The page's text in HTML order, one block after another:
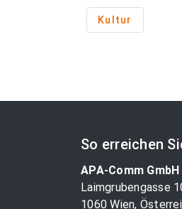
Kultur
So erreichen
APA-Comm GmbH
Laimgrubengasse
1060 Wien,